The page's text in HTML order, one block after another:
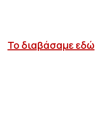
Το διαβάσαμε εδώ